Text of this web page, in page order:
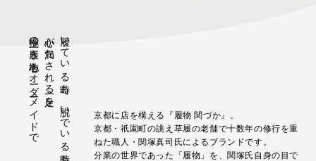
履いている時も、脱いでいる時も
心が満たされる一足を
極上の履き心地をオーダーメイドで
京都に店を構える『履物 関づか』。
京都・祇園町の誂え草履の老舗で十数年の修行を重
ねた職人・関塚真司氏によるブランドです。
分業の世界であった「履物」を、関塚氏自身の目で